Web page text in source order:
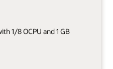
1/8 OCPU and 1 GB